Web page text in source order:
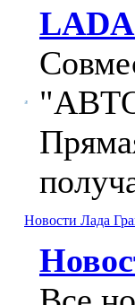
LADA
Новости Лада